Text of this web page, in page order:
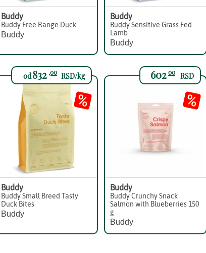
Buddy
Buddy Free Range Duck
Buddy
Buddy
Buddy Sensitive Grass Fed
Lamb
Buddy
od832,00 RSD/kg
Buddy
Buddy Small Breed Tasty
Duck Bites
Buddy
60200 RSD
Buddy
Buddy Crunchy Snack
Salmon with Blueberries 150
g
Buddy